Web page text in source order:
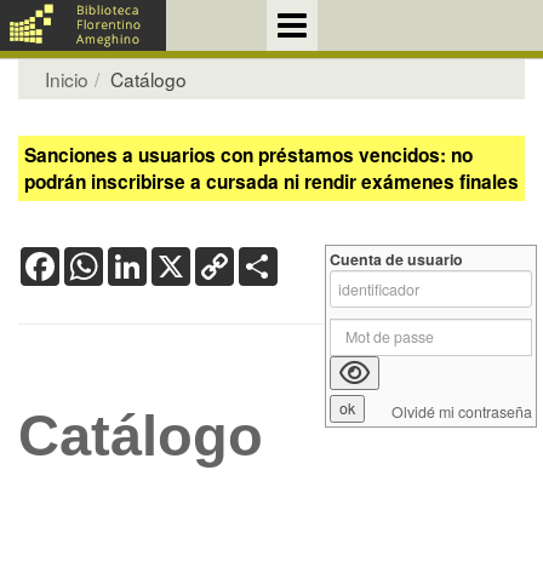
Inicio Catálogo
Sanciones a usuarios con préstamos vencidos: no
podrán inscribirse a cursada ni rendir exámenes finales
FacebookWhatsApp
LinkedIn
X Copy
Link
Catálogo
Cuenta de usuario
Olvidé mi contraseña